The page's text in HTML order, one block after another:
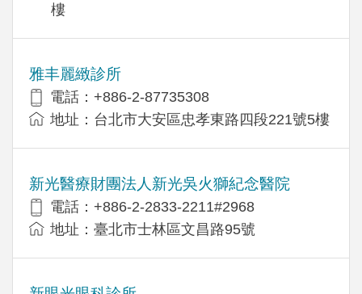
樓
雅丰麗緻診所
電話：+886-2-87735308
地址：台北市大安區忠孝東路四段221號5樓
新光醫療財團法人新光吳火獅紀念醫院
電話：+886-2-2833-2211#2968
地址：臺北市士林區文昌路95號